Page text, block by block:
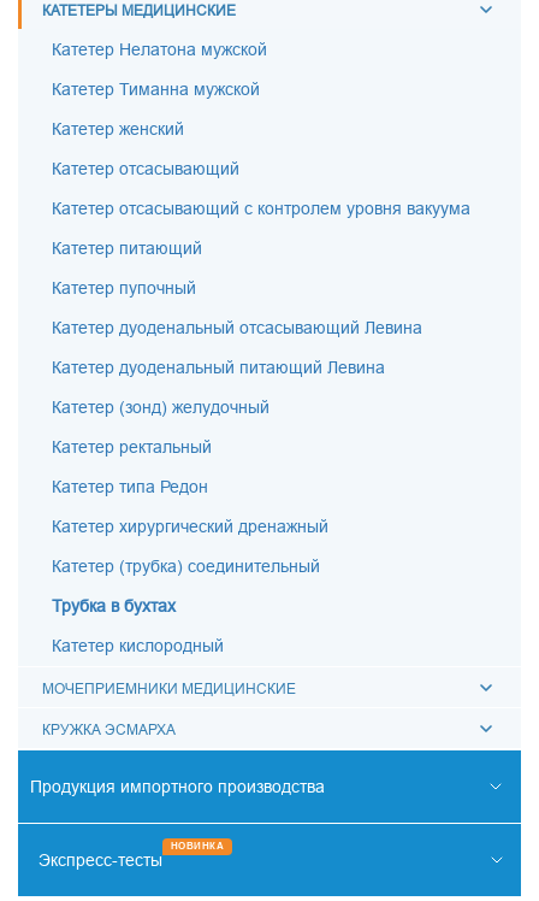
КАТЕТЕРЫ МЕДИЦИНСКИЕ
Катетер Нелатона мужской
Катетер Тиманна мужской
Катетер женский
Катетер отсасывающий
Катетер отсасывающий с контролем уровня вакуума
Катетер питающий
Катетер пупочный
Катетер дуоденальный отсасывающий Левина
Катетер дуоденальный питающий Левина
Катетер (зонд) желудочный
Катетер ректальный
Катетер типа Редон
Катетер хирургический дренажный
Катетер (трубка) соединительный
Трубка в бухтах
Катетер кислородный
МОЧЕПРИЕМНИКИ МЕДИЦИНСКИЕ
КРУЖКА ЭСМАРХА
Продукция импортного производства
РЕНТГЕНО-ЭНДОВАСКУЛЯРНАЯ ХИРУРГИЯ
Экспресс-тесты
НОВИНКА